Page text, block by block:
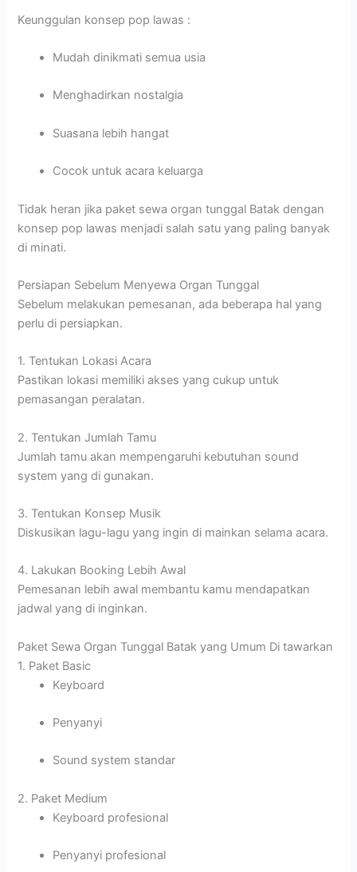
Keunggulan konsep pop lawas :
Mudah dinikmati semua usia
Menghadirkan nostalgia
Suasana lebih hangat
Cocok untuk acara keluarga
Tidak heran jika paket sewa organ tunggal Batak dengan
konsep pop lawas menjadi salah satu yang paling banyak
di minati.
Persiapan Sebelum Menyewa Organ Tunggal
Sebelum melakukan pemesanan, ada beberapa hal yang
perlu di persiapkan.
1. Tentukan Lokasi Acara
Pastikan lokasi memiliki akses yang cukup untuk
pemasangan peralatan.
2. Tentukan Jumlah Tamu
Jumlah tamu akan mempengaruhi kebutuhan sound
system yang di gunakan.
3. Tentukan Konsep Musik
Diskusikan lagu-lagu yang ingin di mainkan selama acara.
4. Lakukan Booking Lebih Awal
Pemesanan lebih awal membantu kamu mendapatkan
jadwal yang di inginkan.
Paket Sewa Organ Tunggal Batak yang Umum Di tawarkan
1. Paket Basic
Keyboard
Penyanyi
Sound system standar
2. Paket Medium
Keyboard profesional
Penyanyi profesional